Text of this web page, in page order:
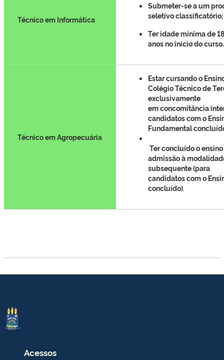
Técnico em Informática
Submeter-se a um
seletivo classificatório;
Ter idade mínima de
anos no início do curso.
Técnico em Agropecuária
Estar cursando o
Colégio Técnico de
exclusivamente
em concomitância
candidatos com o
Fundamental
Ter concluído o
admissão à
subsequente (para
candidatos com o
concluído).
Acessos